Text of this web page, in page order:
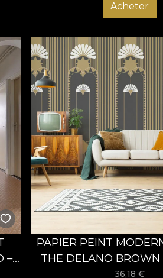
Acheter
–
PAPIER PEINT
THE DELANO BROWN
36,18 €